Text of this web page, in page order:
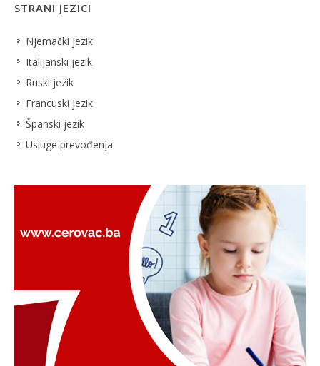
STRANI JEZICI
Njemački jezik
Italijanski jezik
Ruski jezik
Francuski jezik
Španski jezik
Usluge prevođenja